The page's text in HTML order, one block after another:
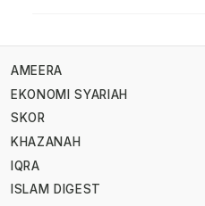
AMEERA
EKONOMI SYARIAH
SKOR
KHAZANAH
IQRA
ISLAM DIGEST